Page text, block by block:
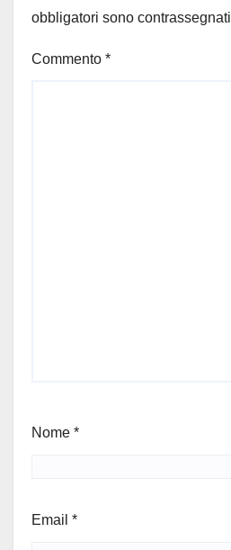
obbligatori sono contrassegnati
Commento *
Nome *
Email *